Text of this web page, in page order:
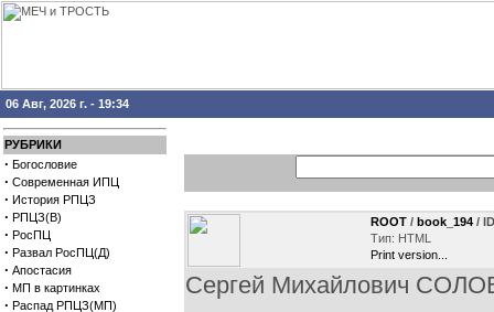
06 Авг, 2026 г. - 19:34
РУБРИКИ
· Богословие
· Современная ИПЦ
· История РПЦЗ
· РПЦЗ(В)
· РосПЦ
· Развал РосПЦ(Д)
· Апостасия
· МП в картинках
· Распад РПЦЗ(МП)
ROOT / book_194 /
Тип: HTML
Print version...
Сергей Михайлович